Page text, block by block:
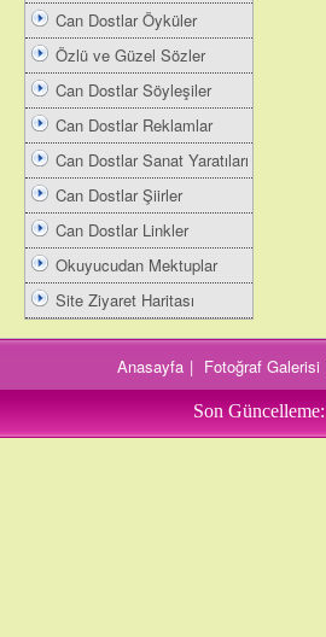
Can Dostlar Öyküler
Özlü ve Güzel Sözler
Can Dostlar Söyleşiler
Can Dostlar Reklamlar
Can Dostlar Sanat Yaratıları
Can Dostlar Şiirler
Can Dostlar Linkler
Okuyucudan Mektuplar
Site Ziyaret Haritası
Anasayfa | Fotoğraf Galerisi
Son Güncelleme: